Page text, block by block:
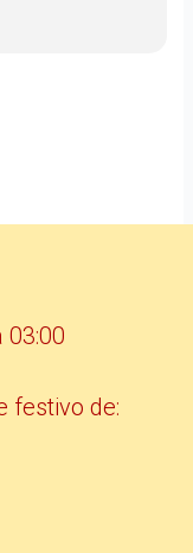
03:00
festivo de: